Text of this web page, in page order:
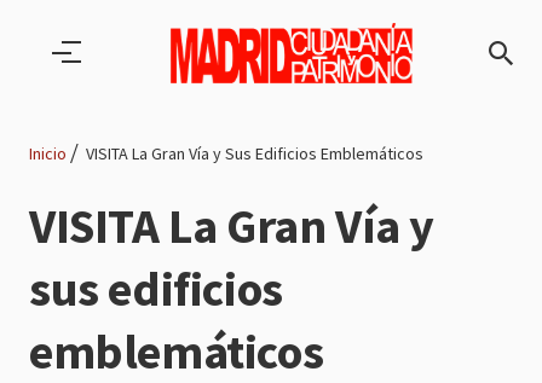
Ruta
de
navegación
Inicio VISITA La Gran Vía y Sus Edificios Emblemáticos
VISITA La Gran Vía y
sus edificios
emblemáticos